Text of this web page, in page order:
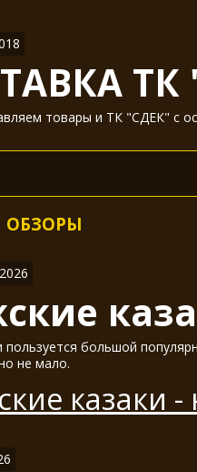
ТК
товары и ТК "СДЕК" с
ОБЗОРЫ
пользуется большой
не мало.